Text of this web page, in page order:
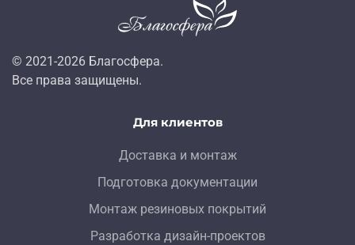
© 2021-2026 Благосфера.
Все права защищены.
Для клиентов
Доставка и монтаж
Подготовка документации
Монтаж резиновых покрытий
Разработка дизайн-проектов